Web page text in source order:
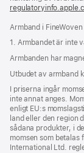
fönster)
Armband i
1. Armbandet är inte
Armbanden har
Utbudet av armband
I priserna ingår
inte annat anges.
enligt EU:s
land eller den region
sådana produkter, i
momsen som
International Ltd.